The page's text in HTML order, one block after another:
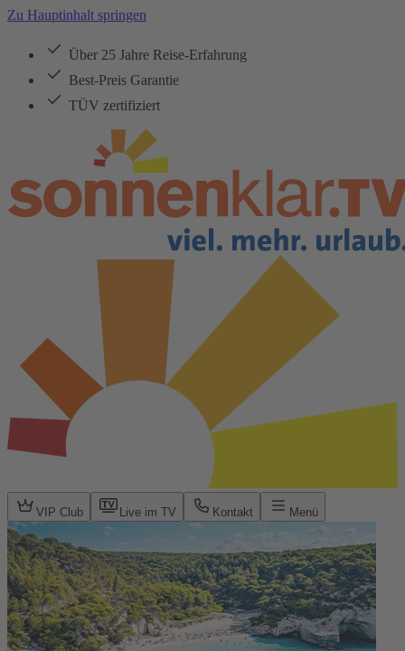
Zu Hauptinhalt springen
Über 25 Jahre Reise-Erfahrung
Best-Preis Garantie
TÜV zertifiziert
VIP Club Live im TV Kontakt Menü